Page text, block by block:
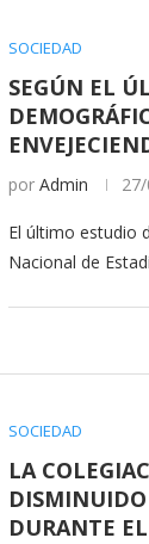
SOCIEDAD
SEGÚN EL
por Admin
El último estudio
Nacional de
SOCIEDAD
LA
DURANTE